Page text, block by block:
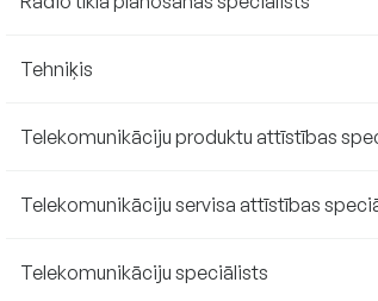
Tehniķis
Telekomunikāciju produktu attīstības
Telekomunikāciju servisa attīstības
Telekomunikāciju speciālists